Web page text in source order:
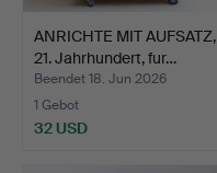
ANRICHTE MIT AUFSATZ,
21. Jahrhundert, fur…
Beendet 18. Jun 2026
1 Gebot
32 USD